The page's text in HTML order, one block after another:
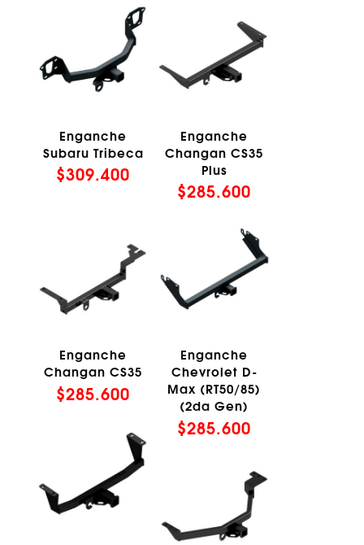
Enganche
Subaru Tribeca
$309.400
Enganche
Changan CS35
Plus
$285.600
Enganche
Changan CS35
$285.600
Enganche
Chevrolet D-
Max (RT50/85)
(2da Gen)
$285.600